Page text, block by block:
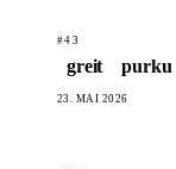
#43
greit purku
23. MAI 2026